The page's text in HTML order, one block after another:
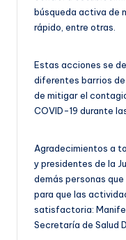
búsqueda activa de
rápido, entre otras.
Estas acciones se
diferentes barrios de
de mitigar el
COVID-19 durante
Agradecimientos a
y presidentes de la
demás personas
para que las
satisfactoria:
Secretaría de Salud